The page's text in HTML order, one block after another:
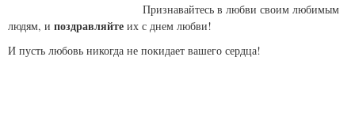
Признавайтесь в любви своим любимым
людям, и поздравляйте их с днем любви!
И пусть любовь никогда не покидает вашего сердца!